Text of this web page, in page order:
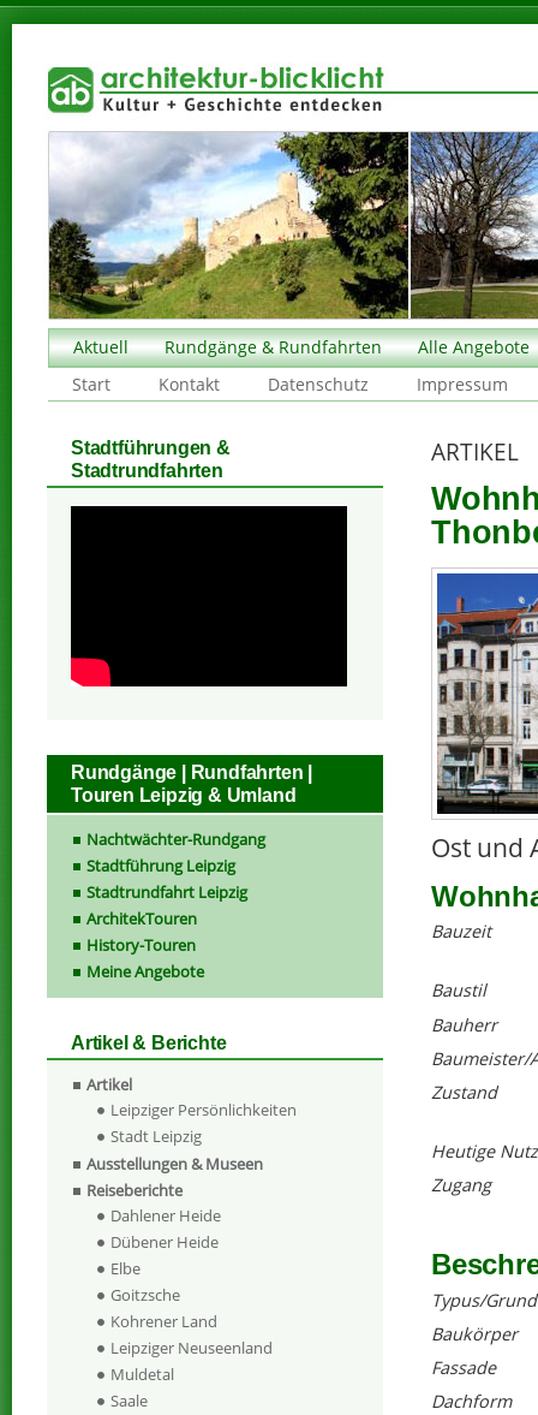
Aktuell Rundgänge & Rundfahrten
Alle Angebote
Start
Kontakt Datenschutz Impressum
ARTIKEL
Ost und
Bauzeit
Baustil
Bauherr
Baumeister/
Zustand
Heutige
Zugang
Typus/
Baukörper
Fassade
Dachform
Stadtführungen &
Stadtrundfahrten
Rundgänge | Rundfahrten |
Touren Leipzig & Umland
Nachtwächter-Rundgang
Stadtführung Leipzig
Stadtrundfahrt Leipzig
ArchitekTouren
History-Touren
Meine Angebote
Artikel & Berichte
Artikel
Leipziger Persönlichkeiten
Stadt Leipzig
Ausstellungen & Museen
Reiseberichte
Dahlener Heide
Dübener Heide
Elbe
Goitzsche
Kohrener Land
Leipziger Neuseenland
Muldetal
Saale